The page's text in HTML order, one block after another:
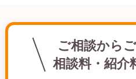
ご相談から
相談料・紹介